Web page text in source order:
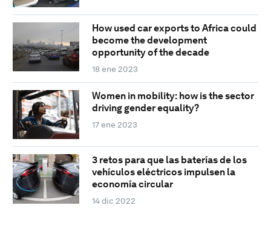
How used car exports to Africa could
become the development
opportunity of the decade
18 ene 2023
Women in mobility: how is the sector
driving gender equality?
17 ene 2023
3 retos para que las baterías de los
vehículos eléctricos impulsen la
economía circular
14 dic 2022